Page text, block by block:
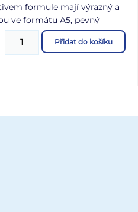
formule mají výrazný a
ve formátu A5, pevný
povrchem chrání obsah
otevření. Formát: A5
Přidat do košíku